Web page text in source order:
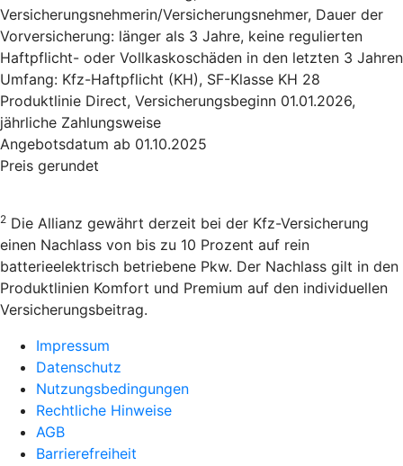
Versicherungsnehmerin/Versicherungsnehmer, Dauer der
Vorversicherung: länger als 3 Jahre, keine regulierten
Haftpflicht- oder Vollkaskoschäden in den letzten 3 Jahren
Umfang: Kfz-Haftpflicht (KH), SF-Klasse KH 28
Produktlinie Direct, Versicherungsbeginn 01.01.2026,
jährliche Zahlungsweise
Angebotsdatum ab 01.10.2025
Preis gerundet
2 Die Allianz gewährt derzeit bei der Kfz-Versicherung
einen Nachlass von bis zu 10 Prozent auf rein
batterieelektrisch betriebene Pkw. Der Nachlass gilt in den
Produktlinien Komfort und Premium auf den individuellen
Versicherungsbeitrag.
Impressum
Datenschutz
Nutzungsbedingungen
Rechtliche Hinweise
AGB
Barrierefreiheit